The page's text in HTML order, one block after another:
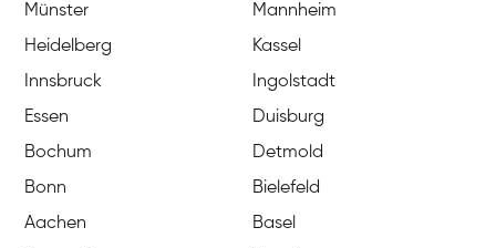
Münster
Mannheim
Heidelberg
Kassel
Innsbruck
Ingolstadt
Essen
Duisburg
Bochum
Detmold
Bonn
Bielefeld
Aachen
Basel